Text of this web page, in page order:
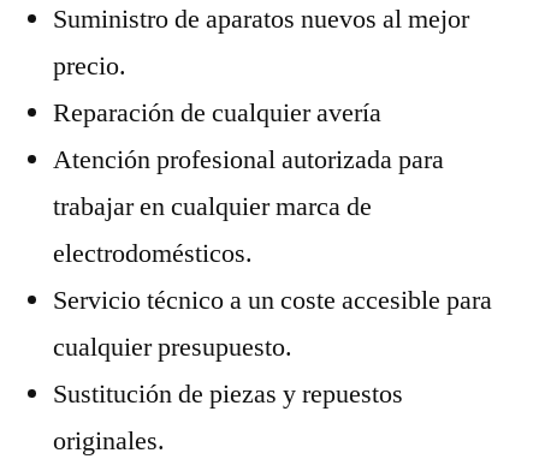
Suministro de aparatos nuevos al mejor
precio.
Reparación de cualquier avería
Atención profesional autorizada para
trabajar en cualquier marca de
electrodomésticos.
Servicio técnico a un coste accesible para
cualquier presupuesto.
Sustitución de piezas y repuestos
originales.